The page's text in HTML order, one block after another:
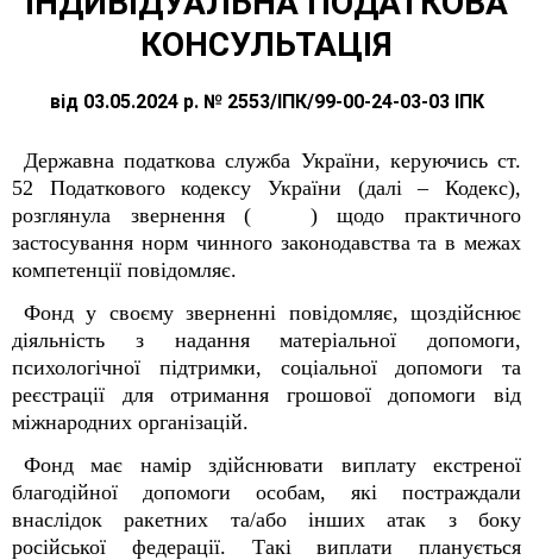
КОНСУЛЬТАЦІЯ
від 03.05.2024 р. № 2553/ІПК/99-00-24-03-03 ІПК
Державна податкова служба України, керуючись ст.
52 Податкового кодексу України (далі – Кодекс),
розглянула звернення ( ) щодо практичного
застосування норм чинного законодавства та в межах
компетенції повідомляє.
Фонд у своєму зверненні повідомляє, щоздійснює
діяльність з надання матеріальної допомоги,
психологічної підтримки, соціальної допомоги та
реєстрації для отримання грошової допомоги від
міжнародних організацій.
Фонд має намір здійснювати виплату екстреної
благодійної допомоги особам, які постраждали
внаслідок ракетних та/або інших атак з боку
російської федерації. Такі виплати планується